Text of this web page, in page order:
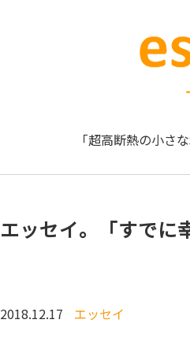
「超高断熱の小さ
エッセイ。「すでに
2018.12.17 エッセイ